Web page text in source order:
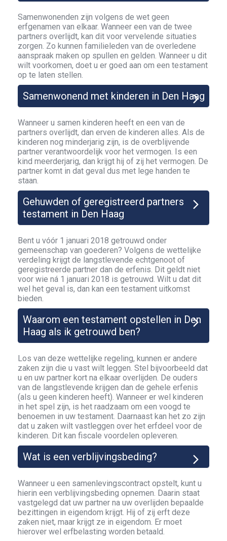
Samenwonenden zijn volgens de wet geen
erfgenamen van elkaar. Wanneer een van de twee
partners overlijdt, kan dit voor vervelende situaties
zorgen. Zo kunnen familieleden van de overledene
aanspraak maken op spullen en gelden. Wanneer u dit
wilt voorkomen, doet u er goed aan om een testament
op te laten stellen.
Samenwonend met kinderen in Den Haag
Wanneer u samen kinderen heeft en een van de
partners overlijdt, dan erven de kinderen alles. Als de
kinderen nog minderjarig zijn, is de overblijvende
partner verantwoordelijk voor het vermogen. Is een
kind meerderjarig, dan krijgt hij of zij het vermogen. De
partner komt in dat geval dus met lege handen te
staan.
Gehuwden of geregistreerd partners
testament in Den Haag
Bent u vóór 1 januari 2018 getrouwd onder
gemeenschap van goederen? Volgens de wettelijke
verdeling krijgt de langstlevende echtgenoot of
geregistreerde partner dan de erfenis. Dit geldt niet
voor wie ná 1 januari 2018 is getrouwd. Wilt u dat dit
wel het geval is, dan kan een testament uitkomst
bieden.
Waarom een testament opstellen in Den
Haag als ik getrouwd ben?
Los van deze wettelijke regeling, kunnen er andere
zaken zijn die u vast wilt leggen. Stel bijvoorbeeld dat
u en uw partner kort na elkaar overlijden. De ouders
van de langstlevende krijgen dan de gehele erfenis
(als u geen kinderen heeft). Wanneer er wel kinderen
in het spel zijn, is het raadzaam om een voogd te
benoemen in uw testament. Daarnaast kan het zo zijn
dat u zaken wilt vastleggen over het erfdeel voor de
kinderen. Dit kan fiscale voordelen opleveren.
Wat is een verblijvingsbeding?
Wanneer u een samenlevingscontract opstelt, kunt u
hierin een verblijvingsbeding opnemen. Daarin staat
vastgelegd dat uw partner na uw overlijden bepaalde
bezittingen in eigendom krijgt. Hij of zij erft deze
zaken niet, maar krijgt ze in eigendom. Er moet
hierover wel erfbelasting worden betaald.